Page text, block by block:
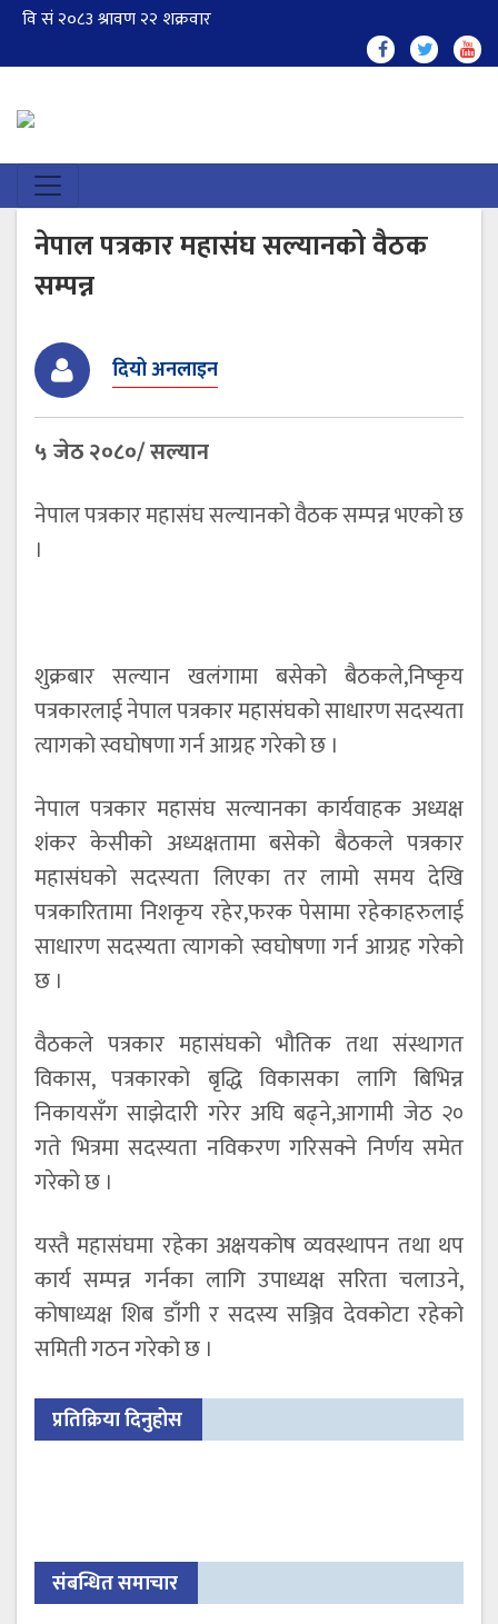
नेपाल पत्रकार महासंघ सल्यानको वैठक
सम्पन्न
दियो अनलाइन
५ जेठ २०८०/ सल्यान
नेपाल पत्रकार महासंघ सल्यानको वैठक सम्पन्न भएको छ
।
शुक्रबार सल्यान खलंगामा बसेको बैठकले,निष्कृय
पत्रकारलाई नेपाल पत्रकार महासंघको साधारण सदस्यता
त्यागको स्वघोषणा गर्न आग्रह गरेको छ ।
नेपाल पत्रकार महासंघ सल्यानका कार्यवाहक अध्यक्ष
शंकर केसीको अध्यक्षतामा बसेको बैठकले पत्रकार
महासंघको सदस्यता लिएका तर लामो समय देखि
पत्रकारितामा निशकृय रहेर,फरक पेसामा रहेकाहरुलाई
साधारण सदस्यता त्यागको स्वघोषणा गर्न आग्रह गरेको
छ ।
वैठकले पत्रकार महासंघको भौतिक तथा संस्थागत
विकास, पत्रकारको बृद्धि विकासका लागि बिभिन्न
निकायसँग साझेदारी गरेर अघि बढ्ने,आगामी जेठ २०
गते भित्रमा सदस्यता नविकरण गरिसक्ने निर्णय समेत
गरेको छ ।
यस्तै महासंघमा रहेका अक्षयकोष व्यवस्थापन तथा थप
कार्य सम्पन्न गर्नका लागि उपाध्यक्ष सरिता चलाउने,
कोषाध्यक्ष शिब डाँगी र सदस्य सञ्जिव देवकोटा रहेको
समिती गठन गरेको छ ।
प्रतिक्रिया दिनुहोस
संबन्धित समाचार